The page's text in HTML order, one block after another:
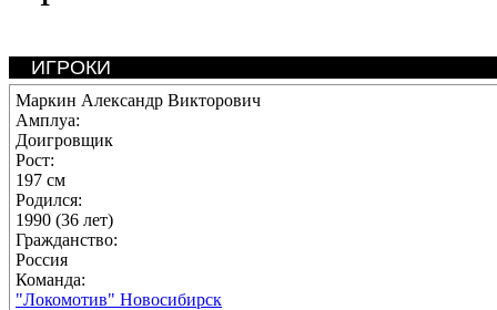
ИГРОКИ
Маркин Александр Викторович
Амплуа:
Доигровщик
Рост:
197 см
Родился:
1990 (36 лет)
Гражданство:
Россия
Команда:
"Локомотив" Новосибирск